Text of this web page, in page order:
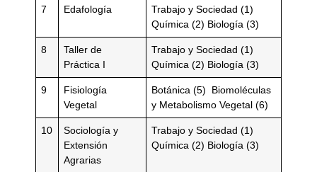
7 Edafología
Trabajo y Sociedad (1)
Química (2) Biología (3)
8
Taller de
Práctica I
Trabajo y Sociedad (1)
Química (2) Biología (3)
9
Fisiología
Vegetal
Botánica (5) Biomoléculas
y Metabolismo Vegetal (6)
10
Sociología y
Extensión
Agrarias
Trabajo y Sociedad (1)
Química (2) Biología (3)